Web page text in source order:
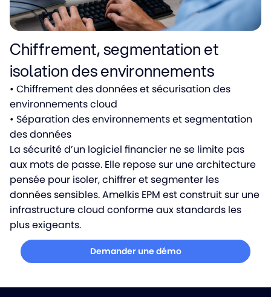
Chiffrement, segmentation et
isolation des environnements
• Chiffrement des données et sécurisation des
environnements cloud
• Séparation des environnements et segmentation
des données
La sécurité d’un logiciel financier ne se limite pas
aux mots de passe. Elle repose sur une architecture
pensée pour isoler, chiffrer et segmenter les
données sensibles. Amelkis EPM est construit sur une
infrastructure cloud conforme aux standards les
plus exigeants.
Demander une démo